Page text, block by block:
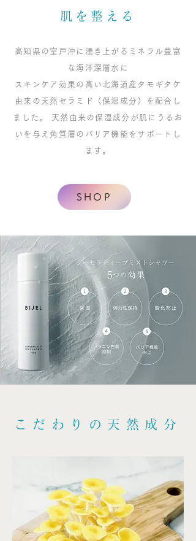
肌を整える
高知県の室戸沖に湧き上がるミネラル豊富
な海洋深層水に
スキンケア効果の高い北海道産タモギタケ
由来の天然セラミド（保湿成分）を配合し
ました。 天然由来の保湿成分が肌にうるお
いを与え角質層のバリア機能をサポートし
ます。
SHOP
こだわりの天然成分